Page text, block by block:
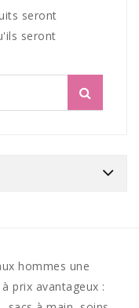
seront
seront
hommes une
prix avantageux :